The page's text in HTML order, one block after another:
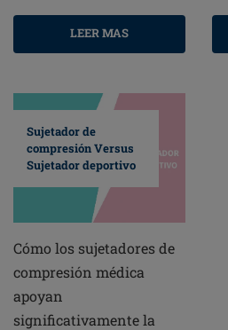
LEER MAS
Sujetador de
compresión Versus
Sujetador deportivo
Cómo los sujetadores de
compresión médica
apoyan
significativamente la